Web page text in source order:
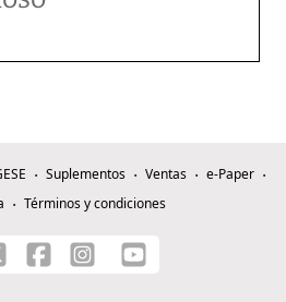
Suplementos Ventas
e-Paper
Términos y condiciones